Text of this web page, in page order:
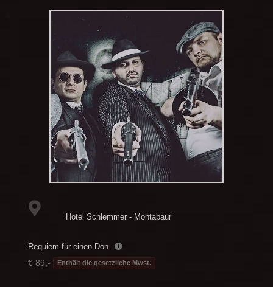
Hotel Schlemmer - Montabaur
Requiem für einen Don
€ 89,- Enthält die gesetzliche Mwst.